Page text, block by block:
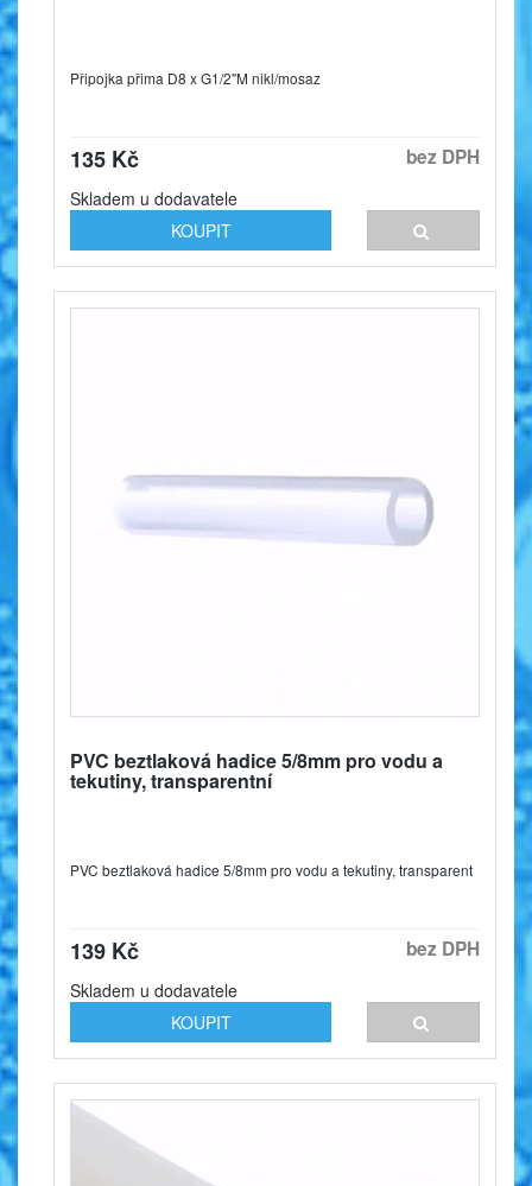
Připojka přima D8 x G1/2"M nikl/mosaz
135 Kč bez DPH
Skladem u dodavatele
KOUPIT
PVC beztlaková hadice 5/8mm pro vodu a
tekutiny, transparentní
PVC beztlaková hadice 5/8mm pro vodu a tekutiny, transparent
139 Kč bez DPH
Skladem u dodavatele
KOUPIT